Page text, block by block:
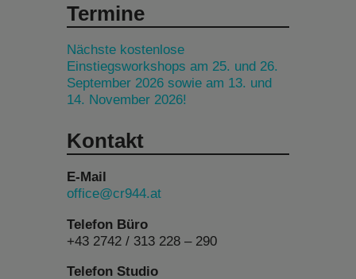
Termine
Nächste kostenlose
Einstiegsworkshops am 25. und 26.
September 2026 sowie am 13. und
14. November 2026!
Kontakt
E-Mail
office@cr944.at
Telefon Büro
+43 2742 / 313 228 – 290
Telefon Studio